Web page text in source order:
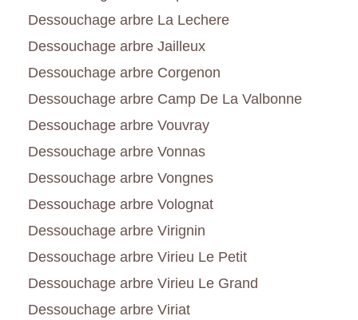
Dessouchage arbre La Lechere
Dessouchage arbre Jailleux
Dessouchage arbre Corgenon
Dessouchage arbre Camp De La Valbonne
Dessouchage arbre Vouvray
Dessouchage arbre Vonnas
Dessouchage arbre Vongnes
Dessouchage arbre Volognat
Dessouchage arbre Virignin
Dessouchage arbre Virieu Le Petit
Dessouchage arbre Virieu Le Grand
Dessouchage arbre Viriat